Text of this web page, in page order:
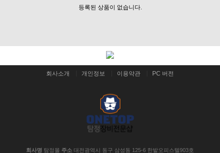
등록된 상품이 없습니다.
회사소개 개인정보 이용약관 PC 버전
회사명 탐정몰 주소 대전광역시 동구 삼성동 125-6 한밭오피스텔903호